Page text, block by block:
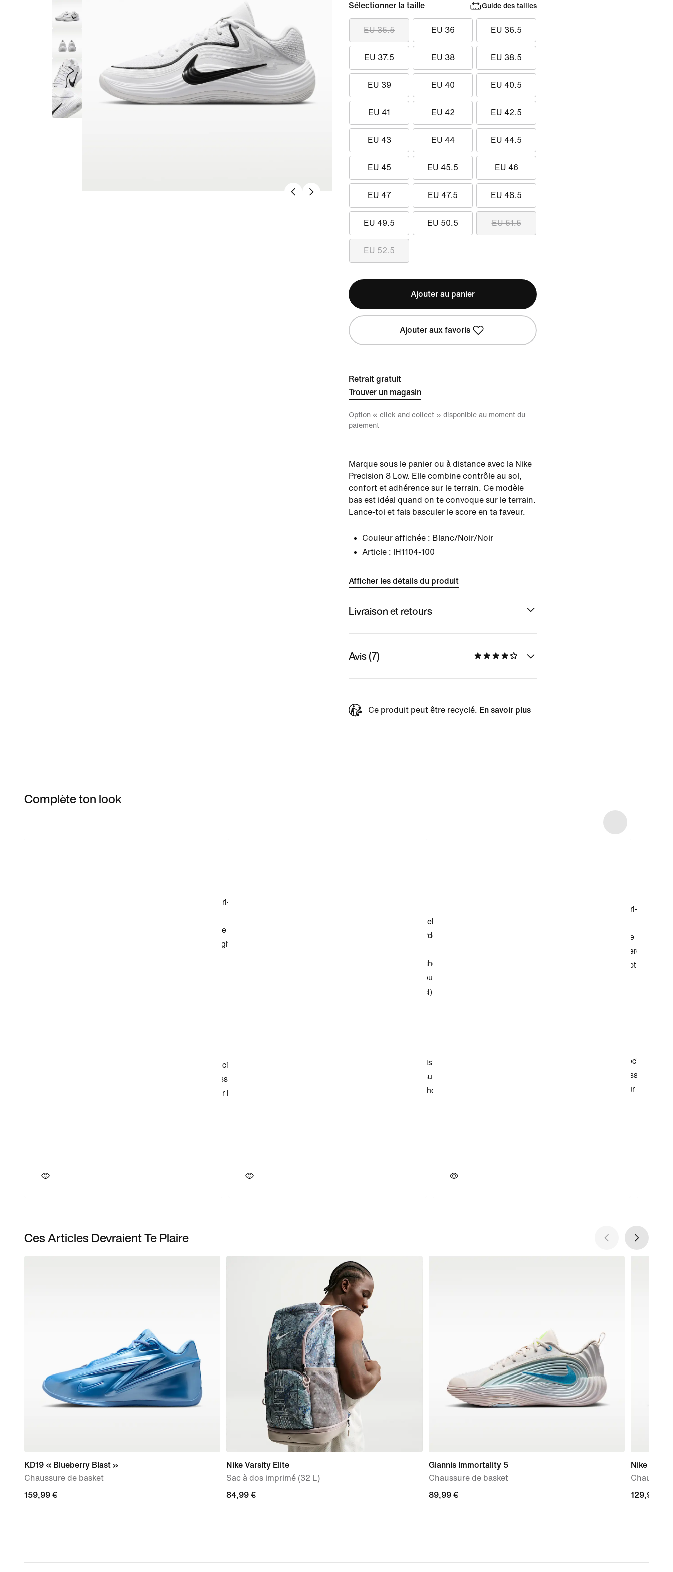
Sélectionner la taille Guide des tailles
EU 35.5 EU 36 EU 36.5
EU 37.5 EU 38 EU 38.5
EU 39 EU 40 EU 40.5
EU 41 EU 42 EU 42.5
EU 43 EU 44 EU 44.5
EU 45 EU 45.5 EU 46
EU 47 EU 47.5 EU 48.5
EU 49.5 EU 50.5 EU 51.5
EU 52.5
Ajouter au panier
Ajouter aux favoris
Retrait gratuit
Trouver un magasin
Option « click and collect » disponible au moment du
paiement
Marque sous le panier ou à distance avec la Nike
Precision 8 Low. Elle combine contrôle au sol,
confort et adhérence sur le terrain. Ce modèle
bas est idéal quand on te convoque sur le terrain.
Lance-toi et fais basculer le score en ta faveur.
Couleur affichée : Blanc/Noir/Noir
Article :
IH1104-100
Afficher les détails du produit
Livraison et retours
Avis (7)
Ce produit peut être recyclé. En savoir plus
Complète ton look
Ces Articles Devraient Te Plaire
KD19 « Blueberry Blast »
Chaussure de basket
159,99 €
159,99 €
Nike Varsity Elite
Sac à dos imprimé (32 L)
84,99 €
84,99 €
Giannis Immortality 5
Chaussure de basket
89,99 €
89,99 €
Nike S.T.
129,99 €
129,99 €